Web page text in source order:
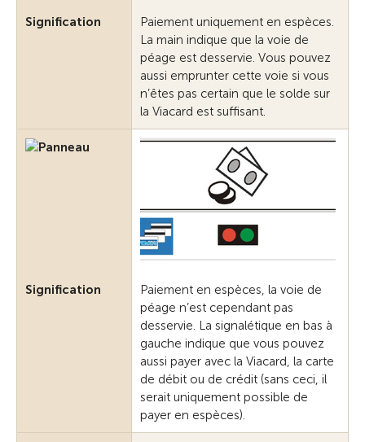
Signification
Paiement uniquement en espèces.
La main indique que la voie de
péage est desservie. Vous pouvez
aussi emprunter cette voie si vous
n’êtes pas certain que le solde sur
la Viacard est suffisant.
Signification
Paiement en espèces, la voie de
péage n’est cependant pas
desservie. La signalétique en bas à
gauche indique que vous pouvez
aussi payer avec la Viacard, la carte
de débit ou de crédit (sans ceci, il
serait uniquement possible de
payer en espèces).